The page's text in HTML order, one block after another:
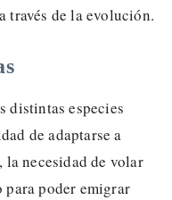
través de la evolución.
distintas especies
de adaptarse a
necesidad de volar
poder emigrar